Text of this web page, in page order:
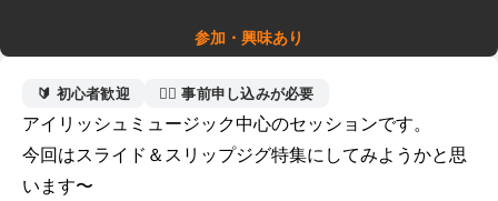
参加・興味あり
🔰 初心者歓迎 🙋‍♀️ 事前申し込みが必要
アイリッシュミュージック中心のセッションです。
今回はスライド＆スリップジグ特集にしてみようかと思
います〜